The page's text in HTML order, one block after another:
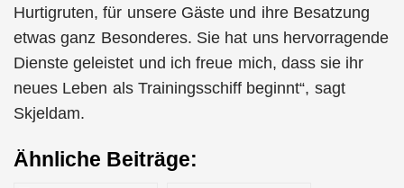
Hurtigruten, für unsere Gäste und ihre Besatzung
etwas ganz Besonderes. Sie hat uns hervorragende
Dienste geleistet und ich freue mich, dass sie ihr
neues Leben als Trainingsschiff beginnt“, sagt
Skjeldam.
Ähnliche Beiträge: